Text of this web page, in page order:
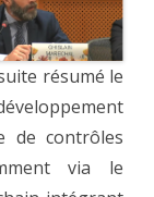
résumé le
de contrôles
via le